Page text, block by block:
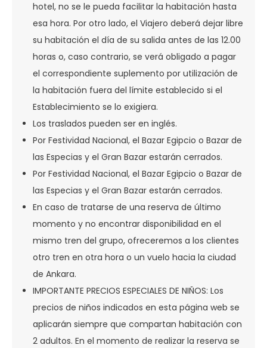
hotel, no se le pueda facilitar la habitación hasta
esa hora. Por otro lado, el Viajero deberá dejar libre
su habitación el día de su salida antes de las 12.00
horas o, caso contrario, se verá obligado a pagar
el correspondiente suplemento por utilización de
la habitación fuera del límite establecido si el
Establecimiento se lo exigiera.
Los traslados pueden ser en inglés.
Por Festividad Nacional, el Bazar Egipcio o Bazar de
las Especias y el Gran Bazar estarán cerrados.
Por Festividad Nacional, el Bazar Egipcio o Bazar de
las Especias y el Gran Bazar estarán cerrados.
En caso de tratarse de una reserva de último
momento y no encontrar disponibilidad en el
mismo tren del grupo, ofreceremos a los clientes
otro tren en otra hora o un vuelo hacia la ciudad
de Ankara.
IMPORTANTE PRECIOS ESPECIALES DE NIÑOS: Los
precios de niños indicados en esta página web se
aplicarán siempre que compartan habitación con
2 adultos. En el momento de realizar la reserva se